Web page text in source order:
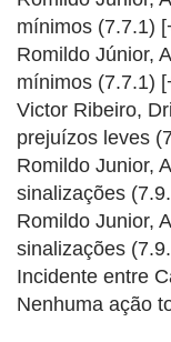
mínimos (7.7.1)
Romildo Júnior,
mínimos (7.7.1)
Victor Ribeiro,
prejuízos leves
Romildo Junior,
sinalizações
Romildo Junior,
sinalizações
Incidente entre
Nenhuma ação